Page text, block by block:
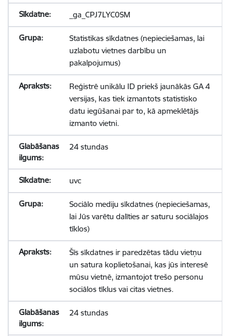
_ga_CPJ7LYC0SM
Statistikas sīkdatnes (nepieciešamas, lai
uzlabotu vietnes darbību un
pakalpojumus)
Reģistrē unikālu ID priekš jaunākās GA 4
versijas, kas tiek izmantots statistisko
datu iegūšanai par to, kā apmeklētājs
izmanto vietni.
24 stundas
uvc
Sociālo mediju sīkdatnes (nepieciešamas,
lai Jūs varētu dalīties ar saturu sociālajos
tīklos)
Šīs sīkdatnes ir paredzētas tādu vietņu
un satura koplietošanai, kas jūs interesē
mūsu vietnē, izmantojot trešo personu
sociālos tīklus vai citas vietnes.
24 stundas